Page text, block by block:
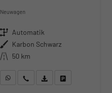
Neuwagen
Getriebe Automatik
Außenfarbe Karbon Schwarz
Kilometerstand 50 km
WhatsApp anfragen
Wir rufen Sie anFahrzeugexposé (PDF)